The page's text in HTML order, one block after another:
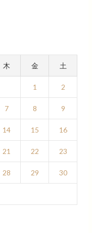
木 金 土
1 2
7 8 9
14 15 16
21 22 23
28 29 30